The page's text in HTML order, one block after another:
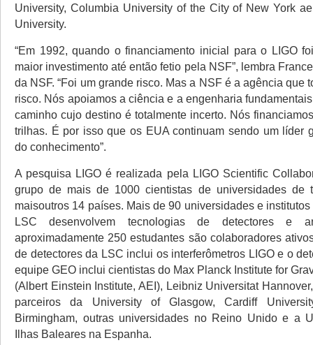
University, Columbia University of the City of New York
University.
“Em 1992, quando o financiamento inicial para o LIGO
maior investimento até então fetio pela NSF”, lembra
da NSF. “Foi um grande risco. Mas a NSF é a agência que
risco. Nós apoiamos a ciência e a engenharia
caminho cujo destino é totalmente incerto. Nós
trilhas. É por isso que os EUA continuam sendo um líder
do conhecimento”.
A pesquisa LIGO é realizada pela LIGO Scientific
grupo de mais de 1000 cientistas de universidades de
maisoutros 14 países. Mais de 90 universidades e
LSC desenvolvem tecnologias de detectores e
aproximadamente 250 estudantes são colaboradores
de detectores da LSC inclui os interferômetros LIGO e o
equipe GEO inclui cientistas do Max Planck Institute for
(Albert Einstein Institute, AEI), Leibniz Universitat
parceiros da University of Glasgow, Cardiff
Birmingham, outras universidades no Reino Unido e a
Ilhas Baleares na Espanha.